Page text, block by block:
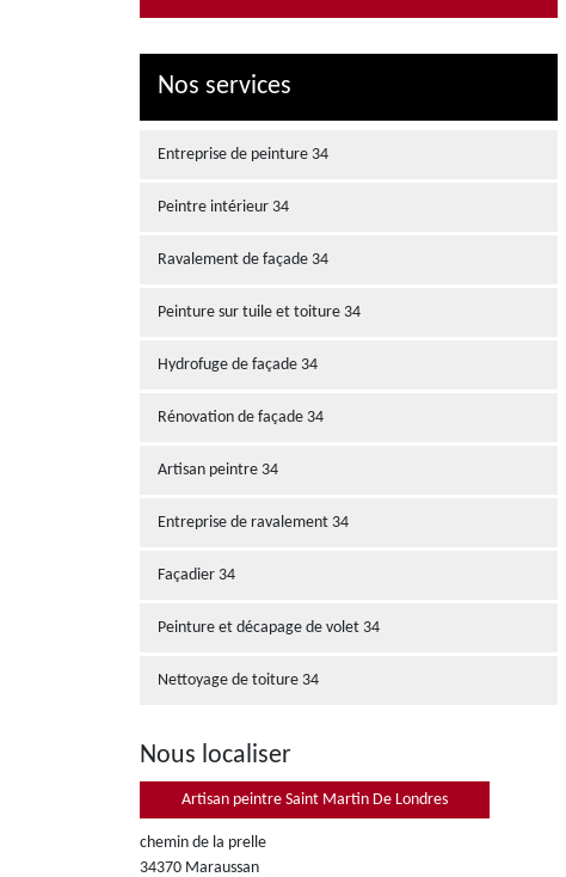
Nos services
Entreprise de peinture 34
Peintre intérieur 34
Ravalement de façade 34
Peinture sur tuile et toiture 34
Hydrofuge de façade 34
Rénovation de façade 34
Artisan peintre 34
Entreprise de ravalement 34
Façadier 34
Peinture et décapage de volet 34
Nettoyage de toiture 34
Nous localiser
Artisan peintre Saint Martin De Londres
chemin de la prelle
34370 Maraussan